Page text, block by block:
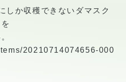
しか収穫できないダマスク
20210714074656-000